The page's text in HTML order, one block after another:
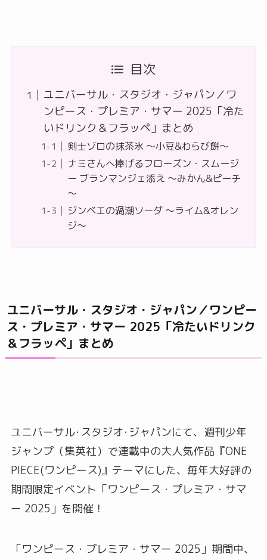
目次
ユニバーサル・スタジオ・ジャパン／ワ
ンピース・プレミア・サマー 2025「冷た
いドリンク＆フラッペ」まとめ
剣士ゾロの抹茶氷 ～小豆&わらび餅～
ナミさんへ捧げるフローズン・スムージ
ー ブランマンジェ添え ～みかん&ピーチ
～
ジンベエの渦潮ソーダ ～ライム&オレン
ジ～
ユニバーサル・スタジオ・ジャパン／ワンピー
ス・プレミア・サマー 2025「冷たいドリンク
＆フラッペ」まとめ
ユニバーサル･スタジオ･ジャパンにて、週刊少年
ジャンプ（集英社）で連載中の大人気作品『ONE
PIECE(ワンピース)』テーマにした、毎年大好評の
期間限定イベント「ワンピース・プレミア・サマ
ー 2025」を開催！
「ワンピース・プレミア・サマー 2025」期間中、